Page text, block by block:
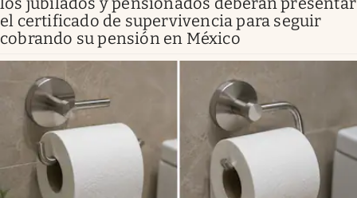
el certificado de supervivencia para seguir
cobrando su pensión en México